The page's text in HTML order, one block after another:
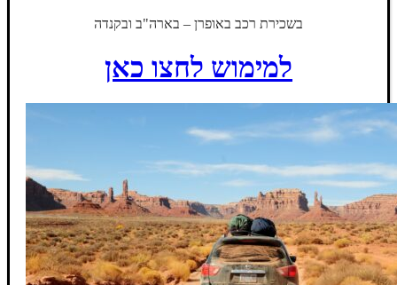
בשכירת רכב באופרן – בארה"ב ובקנדה
למימוש לחצו כאן